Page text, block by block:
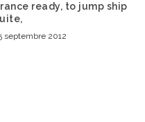
ready, to jump ship
septembre 2012